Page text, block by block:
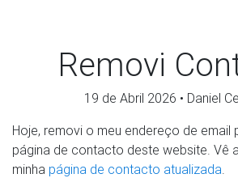
Removi
19 de Abril 2026 • Daniel
Hoje, removi o meu endereço de email
página de contacto deste website. Vê
minha página de contacto atualizada.